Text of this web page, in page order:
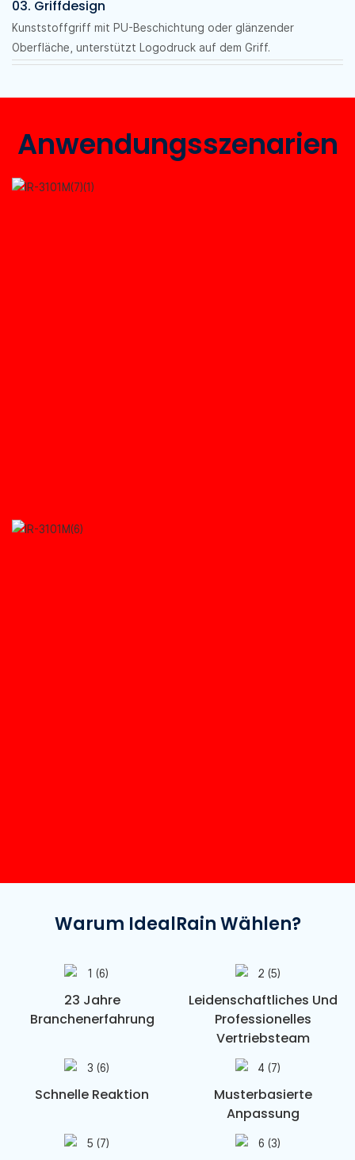
03. Griffdesign
Kunststoffgriff mit PU-Beschichtung oder glänzender
Oberfläche, unterstützt Logodruck auf dem Griff.
Anwendungsszenarien
Warum IdealRain Wählen?
23 Jahre
Branchenerfahrung
Leidenschaftliches Und
Professionelles
Vertriebsteam
Schnelle Reaktion
Musterbasierte
Anpassung